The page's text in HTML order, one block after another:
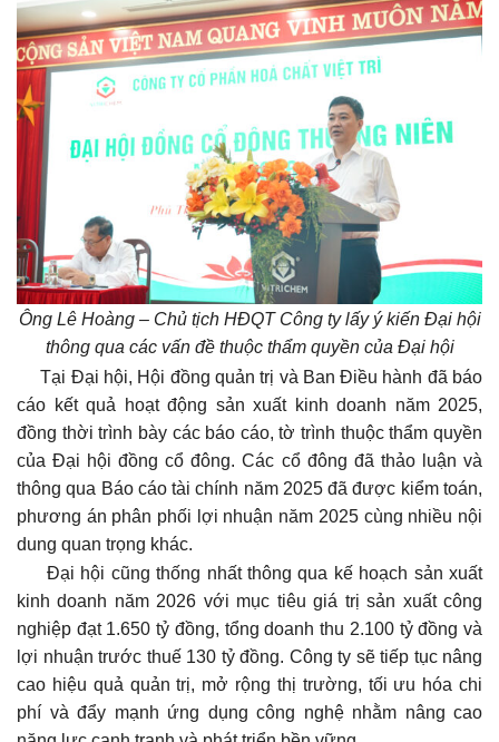
Ông Lê Hoàng – Chủ tịch HĐQT Công ty lấy ý kiến Đại hội
thông qua các vấn đề thuộc thẩm quyền của Đại hội
Tại Đại hội, Hội đồng quản trị và Ban Điều hành đã báo
cáo kết quả hoạt động sản xuất kinh doanh năm 2025,
đồng thời trình bày các báo cáo, tờ trình thuộc thẩm quyền
của Đại hội đồng cổ đông. Các cổ đông đã thảo luận và
thông qua Báo cáo tài chính năm 2025 đã được kiểm toán,
phương án phân phối lợi nhuận năm 2025 cùng nhiều nội
dung quan trọng khác.
Đại hội cũng thống nhất thông qua kế hoạch sản xuất
kinh doanh năm 2026 với mục tiêu giá trị sản xuất công
nghiệp đạt 1.650 tỷ đồng, tổng doanh thu 2.100 tỷ đồng và
lợi nhuận trước thuế 130 tỷ đồng. Công ty sẽ tiếp tục nâng
cao hiệu quả quản trị, mở rộng thị trường, tối ưu hóa chi
phí và đẩy mạnh ứng dụng công nghệ nhằm nâng cao